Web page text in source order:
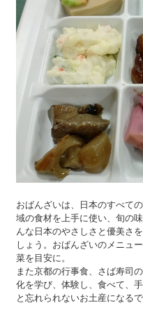
おばんざいは、日本のすべて
域の食材を上手に使い、旬の
んな日本のやさしさと優美さ
しょう。おばんざいのメニュ
菜を目安に。
また京都の行事食、さば寿司
化を学び、体験し、食べて、
と忘れられないお土産になるで